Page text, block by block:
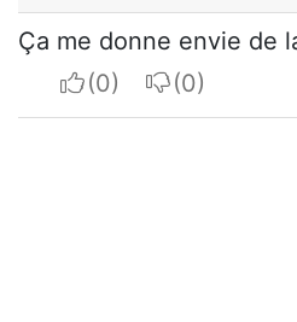
Ça me donne envie de
I apreciateI do not